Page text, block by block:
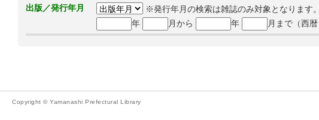
出版／発行年月
※発行年月の検索は雑誌のみ対象となります。
年
月から 年 月まで（西暦
Copyright © Yamanashi Prefectural Library